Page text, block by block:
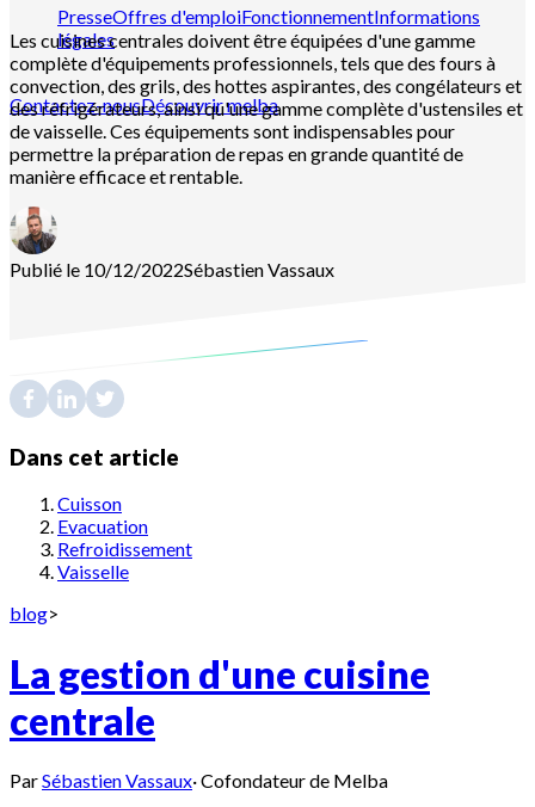
PresseOffres d'emploiFonctionnementInformations
légales
Contactez-nousDécouvrir melba
Les cuisines centrales doivent être équipées d'une gamme
complète d'équipements professionnels, tels que des fours à
convection, des grils, des hottes aspirantes, des congélateurs et
des réfrigérateurs, ainsi qu'une gamme complète d'ustensiles et
de vaisselle. Ces équipements sont indispensables pour
permettre la préparation de repas en grande quantité de
manière efficace et rentable.
Publié le 10/12/2022SébastienVassaux
Dans cet article
Cuisson
Evacuation
Refroidissement
Vaisselle
blog>
La gestion d'une cuisine
centrale
ParSébastien Vassaux·Cofondateur de Melba